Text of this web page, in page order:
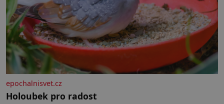
epochalnisvet.cz
Holoubek pro radost